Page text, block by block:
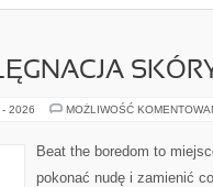
2026 MOŻLIWOŚĆ
Beat the boredom to
pokonać nudę i zamienić